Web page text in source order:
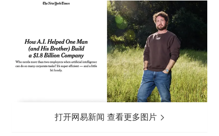
打开网易新闻 查看更多图片